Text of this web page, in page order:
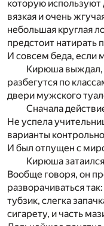
которую используют
вязкая и очень
небольшая круглая
предстоит натирать
И совсем беда, если
Кирюша выждал,
разбегутся по
двери мужского
Сначала
Не успела
варианты
И был отпущен с
Кирюша
Вообще говоря, он
разворачиваться
тубзик, слегка
сигарету, и часть